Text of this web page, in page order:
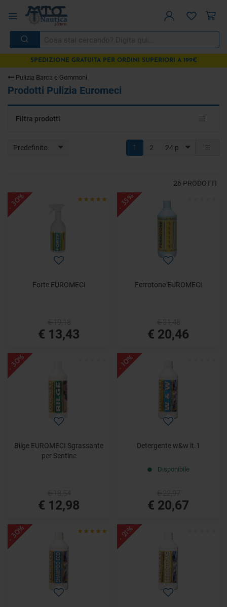
SPEDIZIONE GRATUITA PER ORDINI SUPERIORI A 199€
Pulizia Barca e Gommoni
Prodotti Pulizia Euromeci
Toggle
Filtra prodotti
Predefinito 24 p
1 2
26 PRODOTTI
- 30%
Forte EUROMECI
€ 13,43
- 35%
Ferrotone EUROMECI
€ 20,46
- 30%
Bilge EUROMECI Sgrassante
per Sentine
€ 12,98
- 10%
Detergente w&w lt.1
Disponibile
€ 20,67
- 30% - 21%